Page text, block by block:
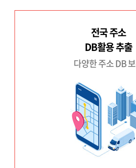
전국 주소
DB활용 추출
다양한 주소 DB